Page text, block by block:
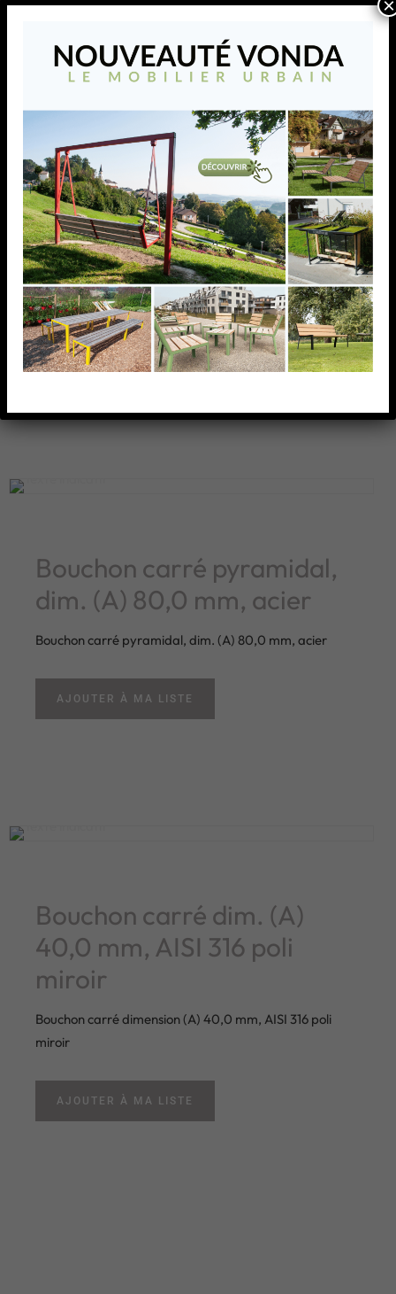
AJOUTER À MA LISTE
Bouchon carré pyramidal,
dim. (A) 150,0 mm, acier
Bouchon carré pyramidal, dim. (A) 150,0 mm, acier
AJOUTER À MA LISTE
Bouchon carré pyramidal,
dim. (A) 80,0 mm, acier
Bouchon carré pyramidal, dim. (A) 80,0 mm, acier
AJOUTER À MA LISTE
Bouchon carré dim. (A)
40,0 mm, AISI 316 poli
miroir
Bouchon carré dimension (A) 40,0 mm, AISI 316 poli
miroir
AJOUTER À MA LISTE
×